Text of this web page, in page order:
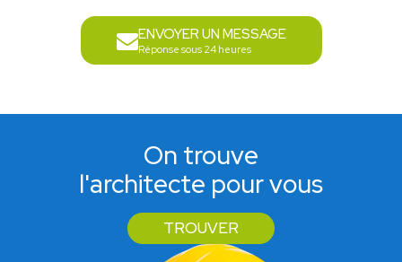
ENVOYER UN MESSAGE
Réponse sous 24 heures
On trouve
l'architecte pour vous
TROUVER